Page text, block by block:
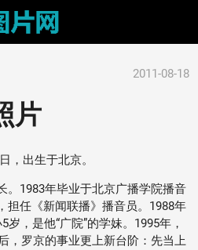
2011-08-18
片
，出生于北京。
。1983年毕业于北京广播学院播音
担任《新闻联播》播音员。1988年
，是他“广院”的学妹。1995年，
，罗京的事业更上新台阶：先当上